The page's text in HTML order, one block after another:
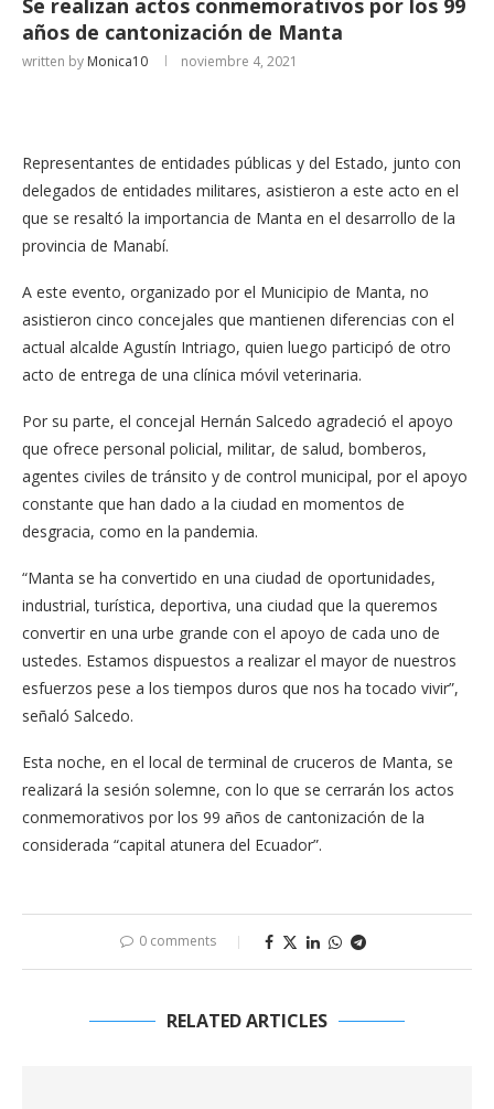
Se realizan actos conmemorativos por los 99
años de cantonización de Manta
written by Monica10 noviembre 4, 2021
Representantes de entidades públicas y del Estado, junto con
delegados de entidades militares, asistieron a este acto en el
que se resaltó la importancia de Manta en el desarrollo de la
provincia de Manabí.
A este evento, organizado por el Municipio de Manta, no
asistieron cinco concejales que mantienen diferencias con el
actual alcalde Agustín Intriago, quien luego participó de otro
acto de entrega de una clínica móvil veterinaria.
Por su parte, el concejal Hernán Salcedo agradeció el apoyo
que ofrece personal policial, militar, de salud, bomberos,
agentes civiles de tránsito y de control municipal, por el apoyo
constante que han dado a la ciudad en momentos de
desgracia, como en la pandemia.
“Manta se ha convertido en una ciudad de oportunidades,
industrial, turística, deportiva, una ciudad que la queremos
convertir en una urbe grande con el apoyo de cada uno de
ustedes. Estamos dispuestos a realizar el mayor de nuestros
esfuerzos pese a los tiempos duros que nos ha tocado vivir”,
señaló Salcedo.
Esta noche, en el local de terminal de cruceros de Manta, se
realizará la sesión solemne, con lo que se cerrarán los actos
conmemorativos por los 99 años de cantonización de la
considerada “capital atunera del Ecuador”.
0 comments
RELATED ARTICLES